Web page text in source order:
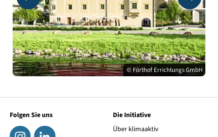
© Förthof Errichtungs GmbH
Folgen Sie uns
Die Initiative
Über klimaaktiv